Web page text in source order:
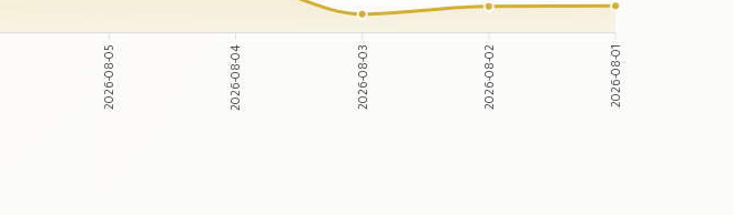
2026-08-05 2026-08-04 2026-08-03 2026-08-02 2026-08-01